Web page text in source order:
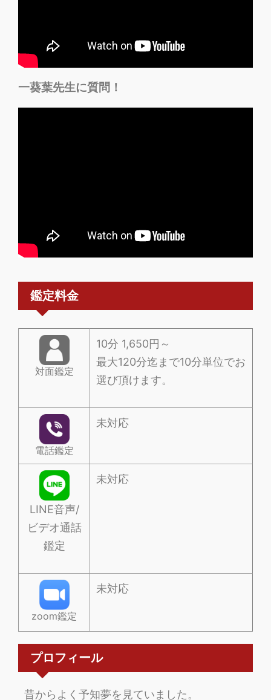
一葵葉先生に質問！
鑑定料金
対面鑑定
10分 1,650円～
最大120分迄まで10分単位でお
選び頂けます。
電話鑑定
未対応
LINE音声/
ビデオ通話
鑑定
未対応
zoom鑑定
未対応
プロフィール
昔からよく予知夢を見ていました。